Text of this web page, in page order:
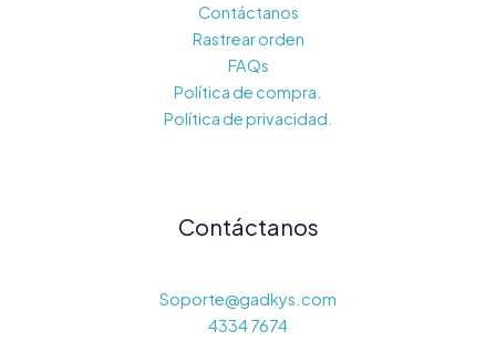
Contáctanos
Rastrear orden
FAQs
Política de compra.
Política de privacidad.
Contáctanos
Soporte@gadkys.com
4334 7674